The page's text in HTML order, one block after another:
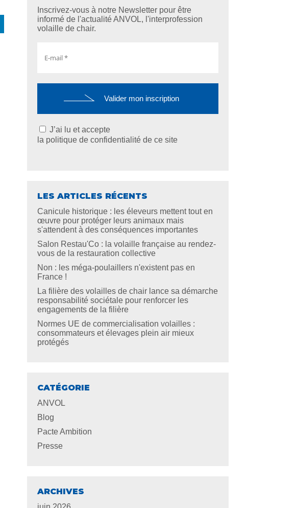
Inscrivez-vous à notre Newsletter pour être
informé de l'actualité ANVOL, l'interprofession
volaille de chair.
J’ai lu et accepte
la politique de confidentialité de ce site
LES ARTICLES RÉCENTS
Canicule historique : les éleveurs mettent tout en
œuvre pour protéger leurs animaux mais
s'attendent à des conséquences importantes
Salon Restau'Co : la volaille française au rendez-
vous de la restauration collective
Non : les méga-poulaillers n'existent pas en
France !
La filière des volailles de chair lance sa démarche
responsabilité sociétale pour renforcer les
engagements de la filière
Normes UE de commercialisation volailles :
consommateurs et élevages plein air mieux
protégés
CATÉGORIE
ANVOL
Blog
Pacte Ambition
Presse
ARCHIVES